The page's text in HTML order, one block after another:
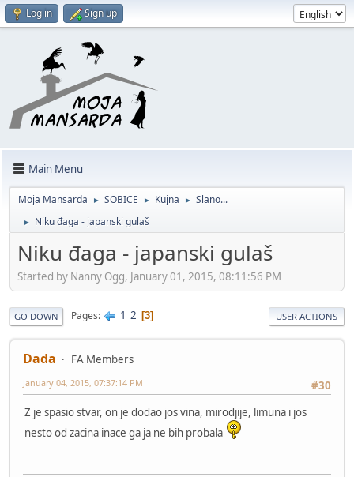
Log in Sign up
Main Menu
Moja Mansarda ► SOBICE ► Kujna ► Slano...
► Niku đaga - japanski gulaš
Niku đaga - japanski gulaš
Started by Nanny Ogg, January 01, 2015, 08:11:56 PM
GO DOWN Pages 1 2 3 USER ACTIONS
Dada
FA Members
#30
January 04, 2015, 07:37:14 PM
Z je spasio stvar, on je dodao jos vina, mirodjije, limuna i jos
nesto od zacina inace ga ja ne bih probala